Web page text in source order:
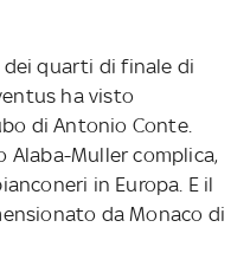
dei quarti di finale di
ha visto
di Antonio Conte.
Alaba-Muller complica,
in Europa. E il
da Monaco di